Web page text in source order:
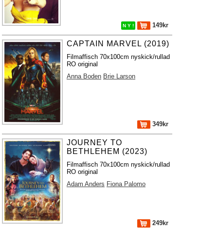
N Y ! 149kr
CAPTAIN MARVEL (2019)
Filmaffisch 70x100cm nyskick/rullad
RO original
Anna Boden Brie Larson
349kr
JOURNEY TO
BETHLEHEM (2023)
Filmaffisch 70x100cm nyskick/rullad
RO original
Adam Anders Fiona Palomo
249kr